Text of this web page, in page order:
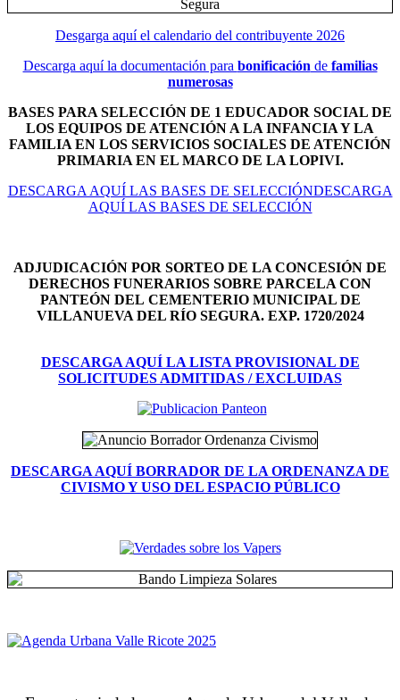
Desgarga aquí el calendario del contribuyente 2026
Descarga aquí la documentación para bonificación de familias
numerosas
BASES PARA SELECCIÓN DE 1 EDUCADOR SOCIAL DE
LOS EQUIPOS DE ATENCIÓN A LA INFANCIA Y LA
FAMILIA EN LOS SERVICIOS SOCIALES DE ATENCIÓN
PRIMARIA EN EL MARCO DE LA LOPIVI.
DESCARGA AQUÍ LAS BASES DE SELECCIÓNDESCARGA
AQUÍ LAS BASES DE SELECCIÓN
ADJUDICACIÓN POR SORTEO DE LA CONCESIÓN DE
DERECHOS FUNERARIOS SOBRE PARCELA CON
PANTEÓN DEL CEMENTERIO MUNICIPAL DE
VILLANUEVA DEL RÍO SEGURA. EXP. 1720/2024
DESCARGA AQUÍ LA LISTA PROVISIONAL DE
SOLICITUDES ADMITIDAS / EXCLUIDAS
DESCARGA AQUÍ BORRADOR DE LA ORDENANZA DE
CIVISMO Y USO DEL ESPACIO PÚBLICO